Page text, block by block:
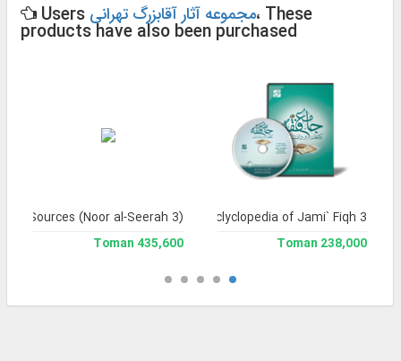
Users مجموعه آثار آقابزرگ تهرانی، These
products have also been purchased
Library and Enclyclopedia of Jami` Fiqh 3
238,000 Toman
Sources (Noor al-Seerah 3)
435,600 Toman